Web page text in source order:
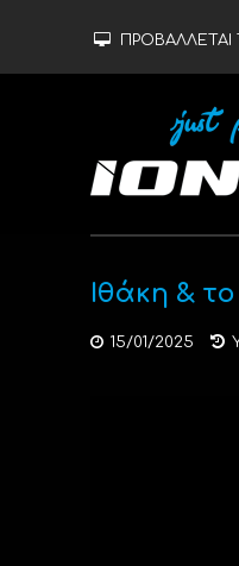
ΠΡΟΒΑΛΛΕΤΑΙ
Ιθάκη &
15/01/2025